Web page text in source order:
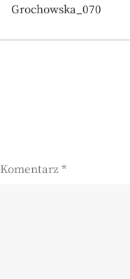
wpisu
Previous
Grochowska_070
Komentarz*